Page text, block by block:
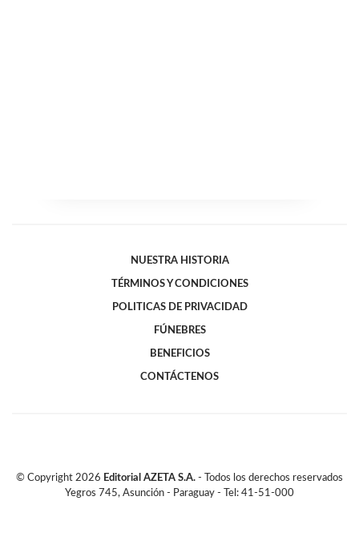
NUESTRA HISTORIA
TÉRMINOS Y CONDICIONES
POLITICAS DE PRIVACIDAD
FÚNEBRES
BENEFICIOS
CONTÁCTENOS
© Copyright 2026 Editorial AZETA S.A. - Todos los derechos reservados
Yegros 745, Asunción - Paraguay - Tel: 41-51-000